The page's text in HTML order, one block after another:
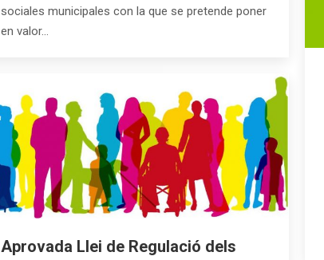
sociales municipales con la que se pretende poner
en valor…
Aprovada Llei de Regulació dels